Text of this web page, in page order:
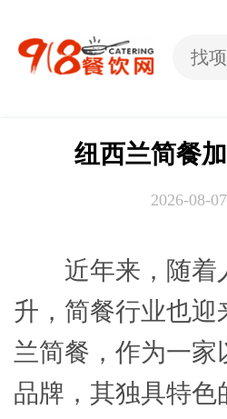
纽西兰简餐
2026-08-
近年来，随着
升，简餐行业也
兰简餐，作为一
品牌，其独具特